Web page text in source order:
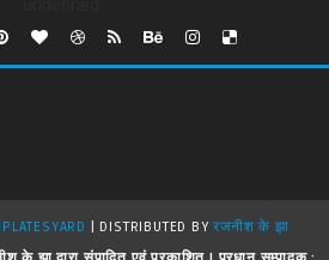
| DISTRIBUTED BYरजनीश के झा